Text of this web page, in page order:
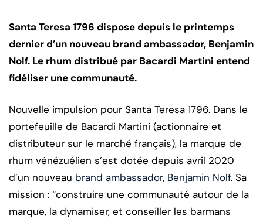
Santa Teresa 1796 dispose depuis le printemps
dernier d’un nouveau brand ambassador, Benjamin
Nolf. Le rhum distribué par Bacardi Martini entend
fidéliser une communauté.
Nouvelle impulsion pour Santa Teresa 1796. Dans le
portefeuille de Bacardi Martini (actionnaire et
distributeur sur le marché français), la marque de
rhum vénézuélien s’est dotée depuis avril 2020
d’un nouveau brand ambassador, Benjamin Nolf. Sa
mission : “construire une communauté autour de la
marque, la dynamiser, et conseiller les barmans